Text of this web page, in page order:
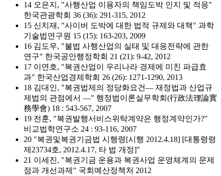
14 오은지, "사행산업 이용자의 책임도박 인지 및 적응"
한국관광학회 36 (36): 291-315, 2012
15 신치재, "사이버 도박에 대한 법적 규제와 대책" 과학
기술법연구원 15 (15): 163-203, 2009
16 김도우, "불법 사행산업의 실태 및 대응전략에 관한
연구" 한국공안행정학회 21 (21): 9-42, 2012
17 이연호, "복권산업이 우리나라 경제에 미친 파급효
과" 한국산업경제학회 26 (26): 1271-1290, 2013
18 김대인, "복권법제의 정당화요건― 재정법과 산업규
제법의 관점에서 ―" 행정법이론실무학회(行政法理論實
務學會) 18 : 543-567, 2007
19 전훈, "복권발행서비스위탁계약은 행정계약인가?"
비교법학연구소 24 : 93-116, 2007
20 "복권및복권기금법 시행령[시행 2012.4.18] [대통령령
제23734호, 2012.4.17, 타 법 개정]"
21 이세진, "복권기금 운용과 복권사업 운영체계의 문제
점과 개선과제" 국회예산정책처 2012